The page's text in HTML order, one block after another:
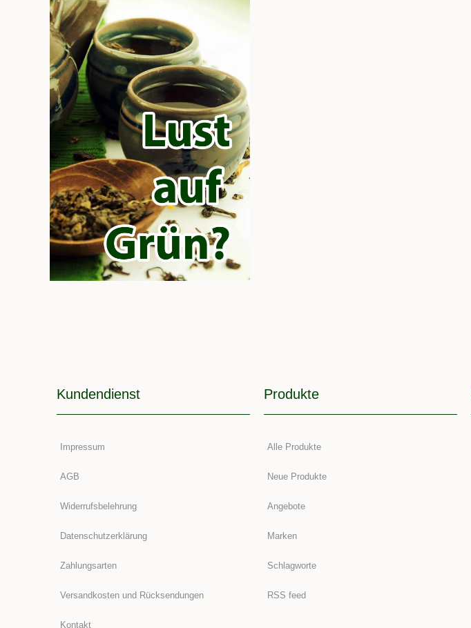
Kundendienst
Impressum
AGB
Widerrufsbelehrung
Datenschutzerklärung
Zahlungsarten
Versandkosten und Rücksendungen
Kontakt
Produkte
Alle Produkte
Neue Produkte
Angebote
Marken
Schlagworte
RSS feed